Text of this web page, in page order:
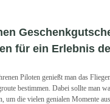
für ein Erlebnis
Piloten genießt man das
bestimmen. Dabei sollte man
um die vielen genialen Momente